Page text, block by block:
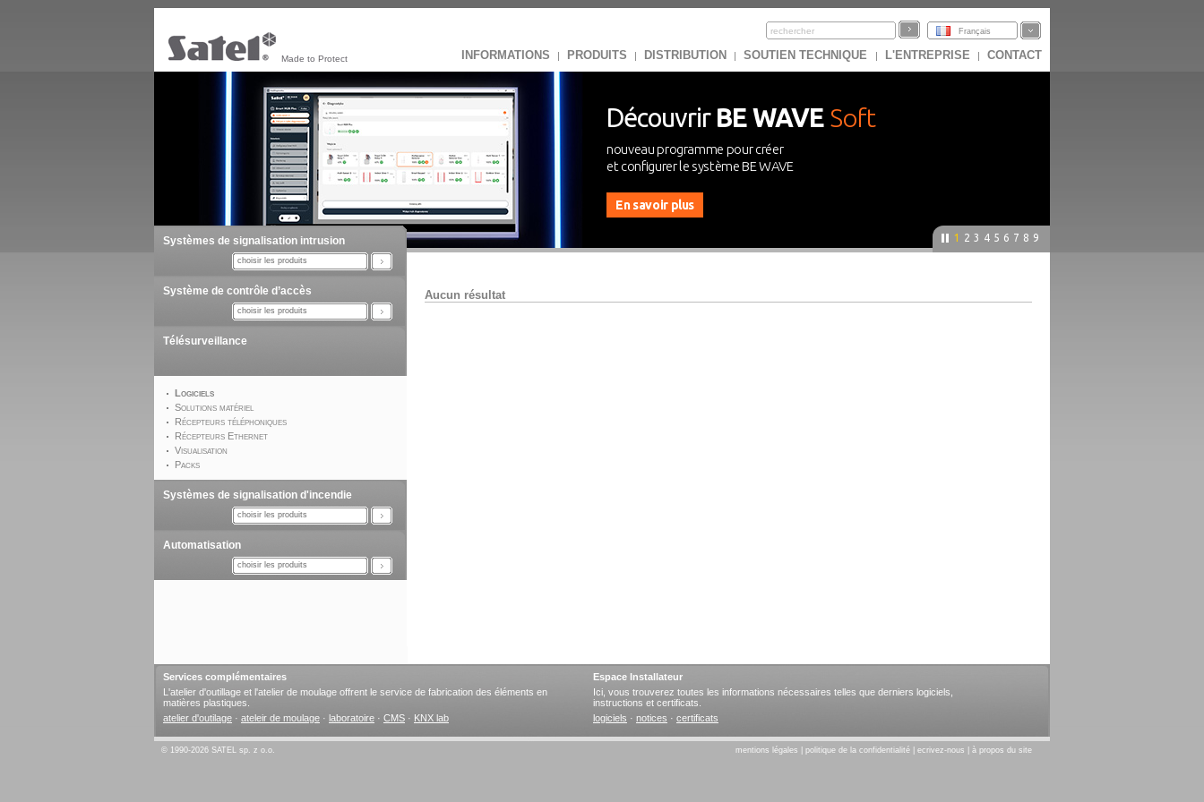
Made to Protect
Français
INFORMATIONS | PRODUITS | DISTRIBUTION | SOUTIEN TECHNIQUE | L'ENTREPRISE | CONTACT
Découvrir BE WAVE Soft
nouveau programme pour créer
et configurer le système BE WAVE
En savoir plus
1 2 3 4 5 6 7 8 9
Systèmes de signalisation intrusion
choisir les produits
Système de contrôle d’accès
choisir les produits
Télésurveillance
Logiciels
Solutions matériel
Récepteurs téléphoniques
Récepteurs Ethernet
Visualisation
Packs
Systèmes de signalisation d'incendie
choisir les produits
Automatisation
choisir les produits
Aucun résultat
Services complémentaires
L'atelier d'outillage et l'atelier de moulage offrent le service de fabrication des éléments en
matières plastiques.
atelier d'outilage · ateleir de moulage · laboratoire · CMS · KNX lab
Espace Installateur
Ici, vous trouverez toutes les informations nécessaires telles que derniers logiciels,
instructions et certificats.
logiciels · notices · certificats
© 1990-2026 SATEL sp. z o.o. mentions légales politique de la confidentialité ecrivez-nous à propos du site